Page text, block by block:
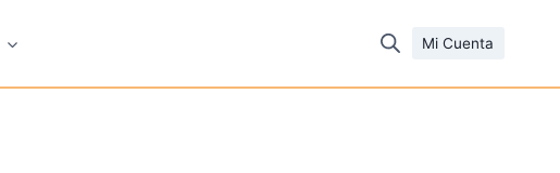
Mi Cuenta